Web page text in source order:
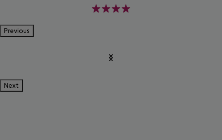
4
Previous
Next